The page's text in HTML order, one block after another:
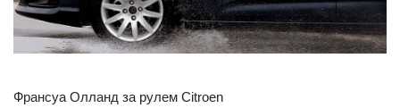
Франсуа Олланд за рулем Citroen